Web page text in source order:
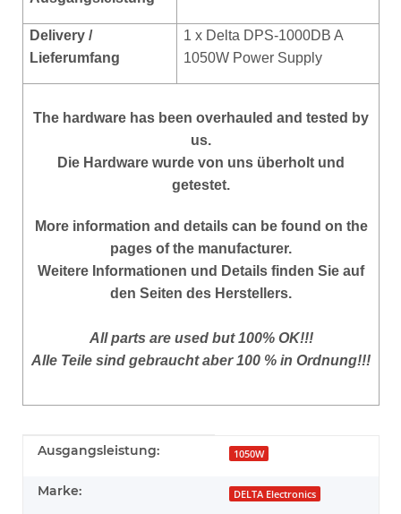
Delivery /
Lieferumfang
1 x Delta DPS-1000DB A
1050W Power Supply
The hardware has been overhauled and tested by
us.
Die Hardware wurde von uns überholt und
getestet.
Moreinformation and details can be found on the
pages of the manufacturer.
Weitere Informationen und Details finden Sie auf
den Seiten des Herstellers.
All parts are used but 100% OK!!!
Alle Teile sind gebraucht aber 100 % in Ordnung!!!
Produkteigenschaft
Wert
Ausgangsleistung: 1050W
Marke: DELTA Electronics